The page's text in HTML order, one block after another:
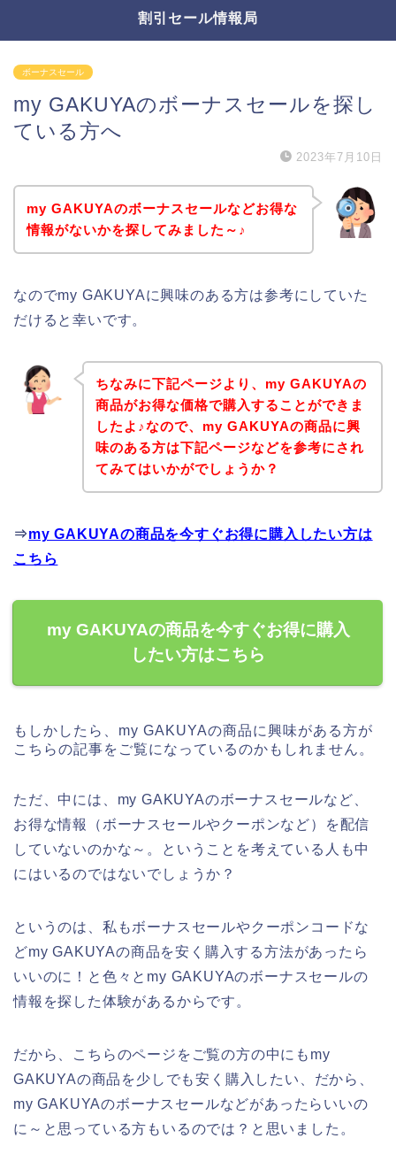
割引セール情報局
ボーナスセール
my GAKUYAのボーナスセールを探し
ている方へ
2023年7月10日
my GAKUYAのボーナスセールなどお得な
情報がないかを探してみました～♪
なのでmy GAKUYAに興味のある方は参考にしていた
だけると幸いです。
ちなみに下記ページより、my GAKUYAの
商品がお得な価格で購入することができま
したよ♪なので、my GAKUYAの商品に興
味のある方は下記ページなどを参考にされ
てみてはいかがでしょうか？
⇒my GAKUYAの商品を今すぐお得に購入したい方は
こちら
my GAKUYAの商品を今すぐお得に購入
したい方はこちら
もしかしたら、my GAKUYAの商品に興味がある方が
こちらの記事をご覧になっているのかもしれません。
ただ、中には、my GAKUYAのボーナスセールなど、
お得な情報（ボーナスセールやクーポンなど）を配信
していないのかな～。ということを考えている人も中
にはいるのではないでしょうか？
というのは、私もボーナスセールやクーポンコードな
どmy GAKUYAの商品を安く購入する方法があったら
いいのに！と色々とmy GAKUYAのボーナスセールの
情報を探した体験があるからです。
だから、こちらのページをご覧の方の中にもmy
GAKUYAの商品を少しでも安く購入したい、だから、
my GAKUYAのボーナスセールなどがあったらいいの
に～と思っている方もいるのでは？と思いました。